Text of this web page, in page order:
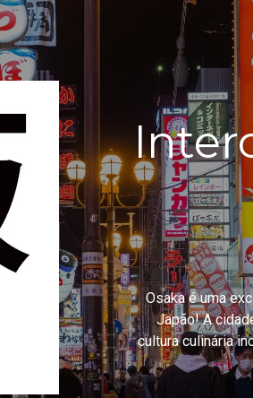
Osaka é uma
Japão! A
cultura culinária